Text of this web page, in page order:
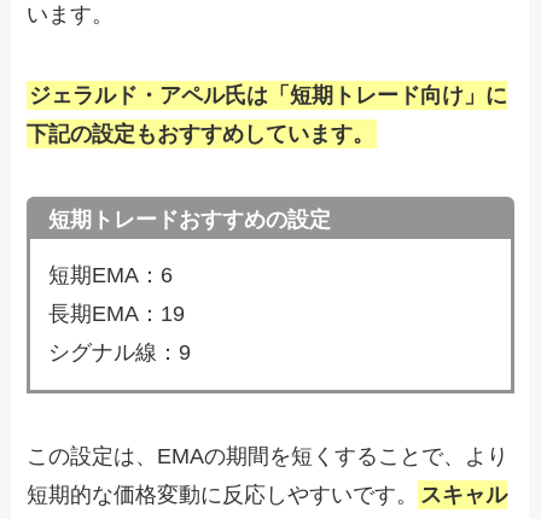
います。
ジェラルド・アペル氏は「短期トレード向け」に
下記の設定もおすすめしています。
短期トレードおすすめの設定
短期EMA：6
長期EMA：19
シグナル線：9
この設定は、EMAの期間を短くすることで、より
短期的な価格変動に反応しやすいです。
スキャル